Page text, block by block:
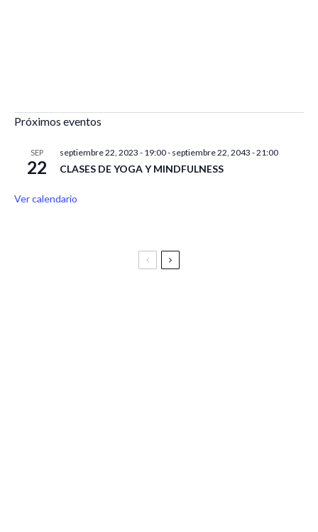
Próximos eventos
SEP
22
septiembre 22, 2023 - 19:00- septiembre 22, 2043 - 21:00
CLASES DE YOGA Y MINDFULNESS
Ver calendario